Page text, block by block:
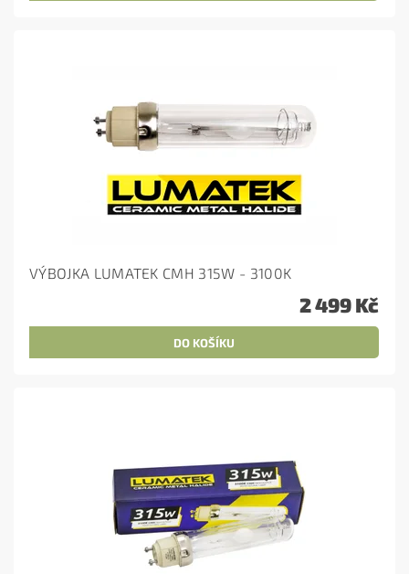
VÝBOJKA LUMATEK CMH 315W - 3100K
2 499 Kč